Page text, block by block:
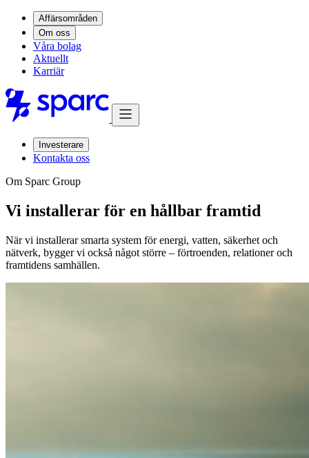
Affärsområden
Om oss
Våra bolag
Aktuellt
Karriär
Investerare
Kontakta oss
Om Sparc Group
Vi installerar för en hållbar framtid
När vi installerar smarta system för energi, vatten, säkerhet och
nätverk, bygger vi också något större – förtroenden, relationer och
framtidens samhällen.